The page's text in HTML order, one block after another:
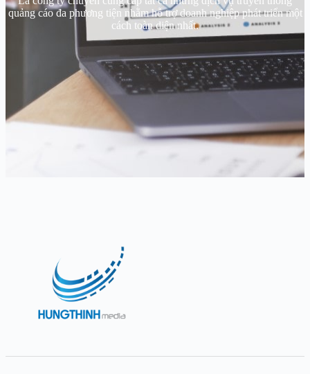
quảng cáo đa phương tiện nhằm hỗ trợ doanh nghiệp phát triển một
cách toàn diện nhất.